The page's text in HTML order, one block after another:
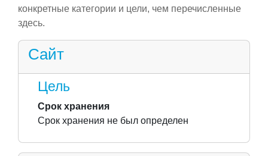
конкретные категории и цели, чем перечисленные
здесь.
Сайт
Цель
Срок хранения
Срок хранения не был определен